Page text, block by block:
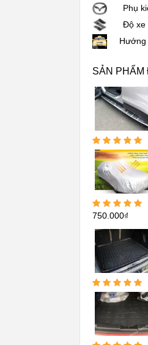
Phụ
Độ xe
Hướng
SẢN PHẨM
Được xếp
hạng5.005
sao
Được xếp
sao
750.000₫
Được xếp
hạng5.00 5